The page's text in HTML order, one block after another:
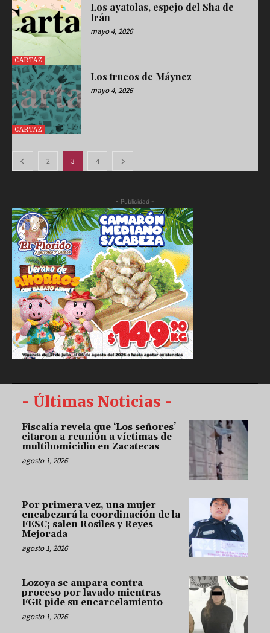
CARTAZ
Los ayatolas, espejo del Sha de
Irán
mayo 4, 2026
CARTAZ
Los trucos de Máynez
mayo 4, 2026
2 3 4
- Publicidad -
- Últimas Noticias -
Fiscalía revela que ‘Los señores’
citaron a reunión a víctimas de
multihomicidio en Zacatecas
agosto 1, 2026
Por primera vez, una mujer
encabezará la coordinación de la
FESC; salen Rosiles y Reyes
Mejorada
agosto 1, 2026
Lozoya se ampara contra
proceso por lavado mientras
FGR pide su encarcelamiento
agosto 1, 2026